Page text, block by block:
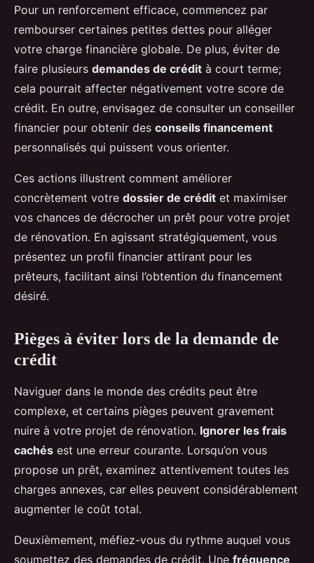
Pour un renforcement efficace, commencez par
rembourser certaines petites dettes pour alléger
votre charge financière globale. De plus, éviter de
faire plusieurs demandes de crédit à court terme;
cela pourrait affecter négativement votre score de
crédit. En outre, envisagez de consulter un conseiller
financier pour obtenir des conseils financement
personnalisés qui puissent vous orienter.
Ces actions illustrent comment améliorer
concrètement votre dossier de crédit et maximiser
vos chances de décrocher un prêt pour votre projet
de rénovation. En agissant stratégiquement, vous
présentez un profil financier attirant pour les
prêteurs, facilitant ainsi l’obtention du financement
désiré.
Pièges à éviter lors de la demande de
crédit
Naviguer dans le monde des crédits peut être
complexe, et certains pièges peuvent gravement
nuire à votre projet de rénovation. Ignorer les frais
cachés est une erreur courante. Lorsqu’on vous
propose un prêt, examinez attentivement toutes les
charges annexes, car elles peuvent considérablement
augmenter le coût total.
Deuxièmement, méfiez-vous du rythme auquel vous
soumettez des demandes de crédit. Une fréquence